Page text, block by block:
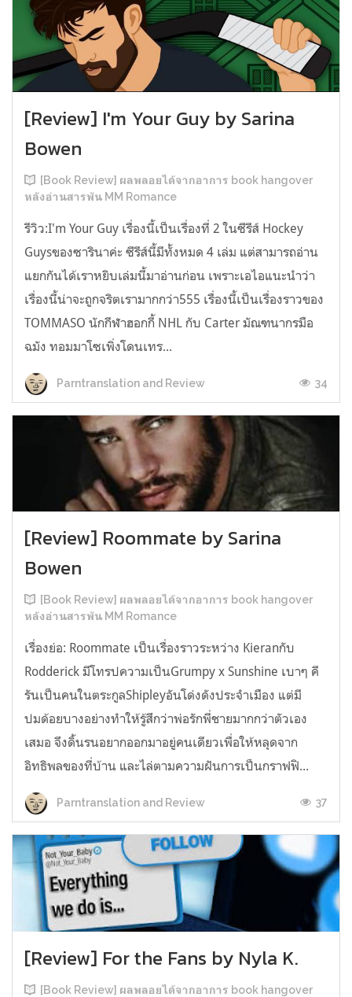
[Review] I'm Your Guy by Sarina
Bowen
[Book Review] ผลพลอยได้จากอาการ book hangover
หลังอ่านสารพัน MM Romance
รีวิว:I'm Your Guy เรื่องนี้เป็นเรื่องที่ 2 ในซีรีส์ Hockey
Guysของซารินาค่ะ ซีรีส์นี้มีทั้งหมด 4 เล่ม แต่สามารถอ่าน
แยกกันได้เราหยิบเล่มนี้มาอ่านก่อน เพราะเอไอแนะนำว่า
เรื่องนี้น่าจะถูกจริตเรามากกว่า555 เรื่องนี้เป็นเรื่องราวของ
TOMMASO นักกีฬาฮอกกี้ NHL กับ Carter มัณฑนากรมือ
ฉมัง ทอมมาโซเพิ่งโดนเทร...
Parntranslation and Review 34
[Review] Roommate by Sarina
Bowen
[Book Review] ผลพลอยได้จากอาการ book hangover
หลังอ่านสารพัน MM Romance
เรื่องย่อ: Roommate เป็นเรื่องราวระหว่าง Kieranกับ
Rodderick มีโทรปความเป็นGrumpy x Sunshine เบาๆ คี
รันเป็นคนในตระกูลShipleyอันโด่งดังประจำเมือง แต่มี
ปมด้อยบางอย่างทำให้รู้สึกว่าพ่อรักพี่ชายมากกว่าตัวเอง
เสมอ จึงดิ้นรนอยากออกมาอยู่คนเดียวเพื่อให้หลุดจาก
อิทธิพลของที่บ้าน และไล่ตามความฝันการเป็นกราฟฟิ...
Parntranslation and Review 37
[Review] For the Fans by Nyla K.
[Book Review] ผลพลอยได้จากอาการ book hangover